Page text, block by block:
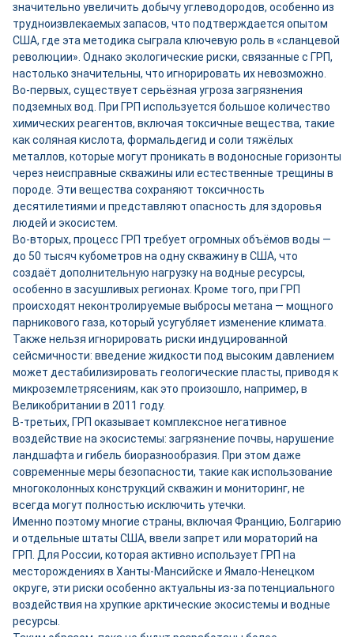
значительно увеличить добычу углеводородов, особенно из
трудноизвлекаемых запасов, что подтверждается опытом
США, где эта методика сыграла ключевую роль в «сланцевой
революции». Однако экологические риски, связанные с ГРП,
настолько значительны, что игнорировать их невозможно.
Во-первых, существует серьёзная угроза загрязнения
подземных вод. При ГРП используется большое количество
химических реагентов, включая токсичные вещества, такие
как соляная кислота, формальдегид и соли тяжёлых
металлов, которые могут проникать в водоносные горизонты
через неисправные скважины или естественные трещины в
породе. Эти вещества сохраняют токсичность
десятилетиями и представляют опасность для здоровья
людей и экосистем.
Во-вторых, процесс ГРП требует огромных объёмов воды —
до 50 тысяч кубометров на одну скважину в США, что
создаёт дополнительную нагрузку на водные ресурсы,
особенно в засушливых регионах. Кроме того, при ГРП
происходят неконтролируемые выбросы метана — мощного
парникового газа, который усугубляет изменение климата.
Также нельзя игнорировать риски индуцированной
сейсмичности: введение жидкости под высоким давлением
может дестабилизировать геологические пласты, приводя к
микроземлетрясениям, как это произошло, например, в
Великобритании в 2011 году.
В-третьих, ГРП оказывает комплексное негативное
воздействие на экосистемы: загрязнение почвы, нарушение
ландшафта и гибель биоразнообразия. При этом даже
современные меры безопасности, такие как использование
многоколонных конструкций скважин и мониторинг, не
всегда могут полностью исключить утечки.
Именно поэтому многие страны, включая Францию, Болгарию
и отдельные штаты США, ввели запрет или мораторий на
ГРП. Для России, которая активно использует ГРП на
месторождениях в Ханты-Мансийске и Ямало-Ненецком
округе, эти риски особенно актуальны из-за потенциального
воздействия на хрупкие арктические экосистемы и водные
ресурсы.